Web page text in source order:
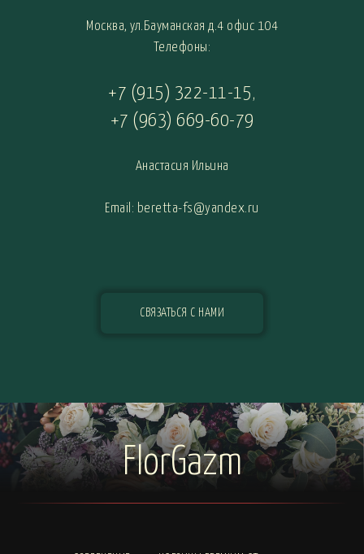
Москва, ул.Бауманская д.4 офис 104
Телефоны:
+7 (915) 322-11-15,
+7 (963) 669-60-79
Анастасия Ильина
Email: beretta-fs@yandex.ru
СВЯЗАТЬСЯ С НАМИ
FlorGazm